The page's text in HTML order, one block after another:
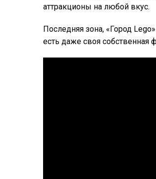
аттракционы на любой вкус.
Последняя зона, «Город
есть даже своя собственная